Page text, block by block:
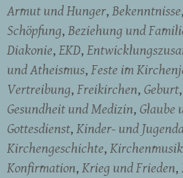
Armut und Hunger Bekenntnisse
Schöpfung Beziehung und
Diakonie EKD
und Atheismus Feste im
Vertreibung Freikirchen Geburt
Gesundheit und Medizin Glaube
Gottesdienst Kinder- und
Kirchengeschichte Kirchenmusik
Konfirmation Krieg und Frieden